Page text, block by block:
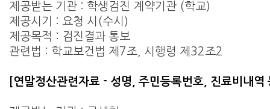
제공받는 기관 : 학생검진 계약기관 (학교)
제공시기 : 요청 시(수시)
제공목적 : 검진결과 통보
관련법 : 학교보건법 제7조, 시행령 제32조2
[연말정산관련자료 - 성명, 주민등록번호, 진료비내역